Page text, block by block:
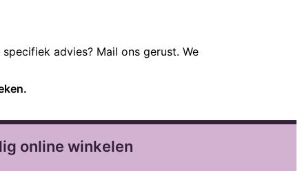
advies? Mail ons gerust. We
online winkelen